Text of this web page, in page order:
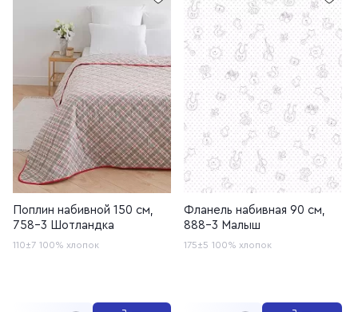
Поплин набивной 150 см,
758-3 Шотландка
110±7 100% хлопок
Фланель набивная 90 см,
888-3 Малыш
175±5 100% хлопок